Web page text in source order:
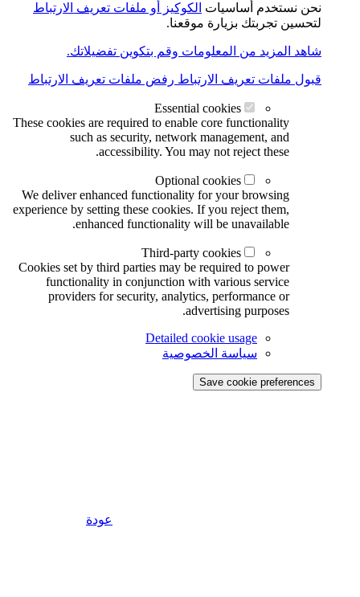
نحن نستخدم أساسيات الكوكيز أو ملفات تعريف الارتباط
لتحسين تجربتك بزيارة موقعنا.
شاهد المزيد من المعلومات وقم بتكوين تفضيلاتك.
قبول ملفات تعريف الارتباط رفض ملفات تعريف الارتباط
Essential cookies
These cookies are required to enable core functionality
such as security, network management, and
accessibility. You may not reject these.
Optional cookies
We deliver enhanced functionality for your browsing
experience by setting these cookies. If you reject them,
enhanced functionality will be unavailable.
Third-party cookies
Cookies set by third parties may be required to power
functionality in conjunction with various service
providers for security, analytics, performance or
advertising purposes.
Detailed cookie usage
سياسة الخصوصية
Save cookie preferences
عودة